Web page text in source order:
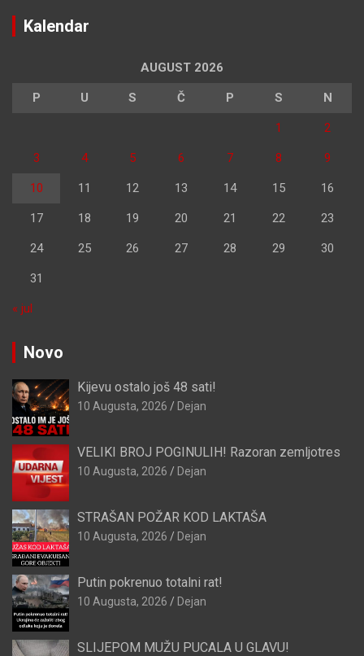
Kalendar
AUGUST 2026
P U S Č P S N
1 2
3 4 5 6 7 8 9
10 11 12 13 14 15 16
17 18 19 20 21 22 23
24 25 26 27 28 29 30
31
« jul
Novo
Kijevu ostalo još 48 sati!
10 Augusta, 2026 Dejan
VELIKI BROJ POGINULIH! Razoran zemljotres
10 Augusta, 2026 Dejan
STRAŠAN POŽAR KOD LAKTAŠA
10 Augusta, 2026 Dejan
Putin pokrenuo totalni rat!
10 Augusta, 2026 Dejan
SLIJEPOM MUŽU PUCALA U GLAVU!